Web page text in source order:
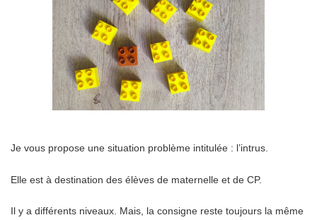
Je vous propose une situation problème intitulée : l’intrus.
Elle est à destination des élèves de maternelle et de CP.
Il y a différents niveaux. Mais, la consigne reste toujours la même